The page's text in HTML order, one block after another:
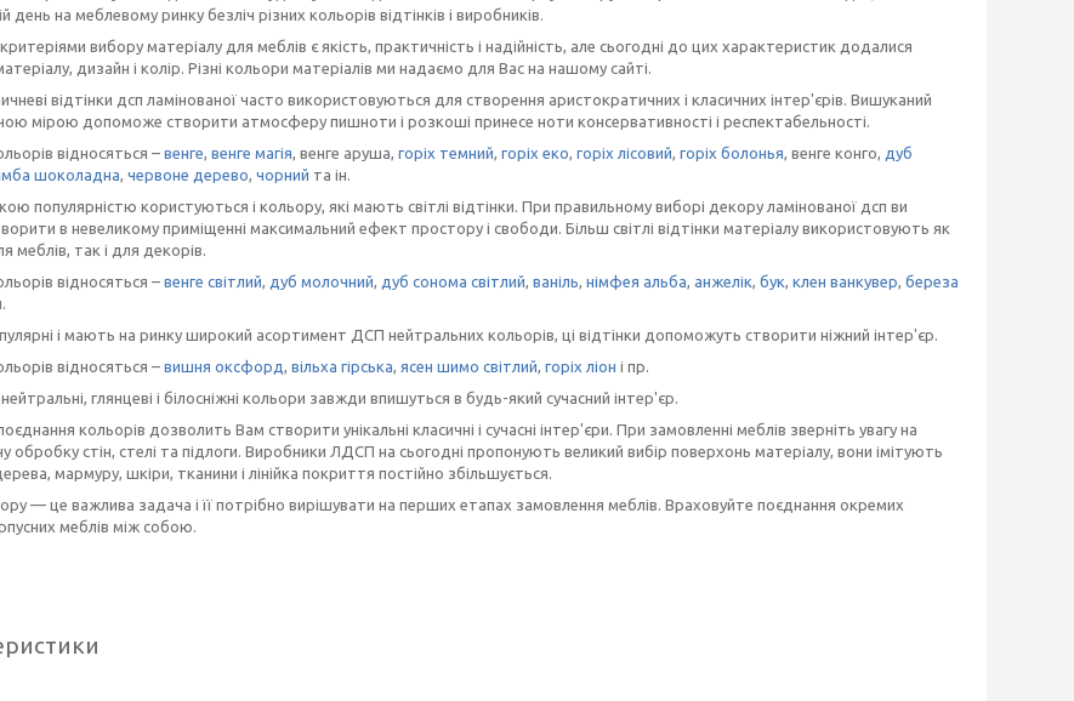
день на меблевому ринку безліч різних кольорів відтінків і виробників.
вибору матеріалу для меблів є якість, практичність і надійність, але сьогодні до цих характеристик додалися
дизайн і колір. Різні кольори матеріалів ми надаємо для Вас на нашому сайті.
відтінки дсп ламінованої часто використовуються для створення аристократичних і класичних інтер'єрів. Вишуканий
мірою допоможе створити атмосферу пишноти і розкоші принесе ноти консервативності і респектабельності.
відносяться – венге, венге магія, венге аруша, горіх темний, горіх еко, горіх лісовий, горіх болонья, венге конго, дуб
шоколадна, червоне дерево, чорний та ін.
популярністю користуються і кольору, які мають світлі відтінки. При правильному виборі декору ламінованої дсп ви
в невеликому приміщенні максимальний ефект простору і свободи. Більш світлі відтінки матеріалу використовують як
меблів, так і для декорів.
відносяться – венге світлий, дуб молочний, дуб сонома світлий, ваніль, німфея альба, анжелік, бук, клен ванкувер, береза
і мають на ринку широкий асортимент ДСП нейтральних кольорів, ці відтінки допоможуть створити ніжний інтер'єр.
відносяться – вишня оксфорд, вільха гірська, ясен шимо світлий, горіх ліон і пр.
глянцеві і білосніжні кольори завжди впишуться в будь-який сучасний інтер'єр.
кольорів дозволить Вам створити унікальні класичні і сучасні інтер'єри. При замовленні меблів зверніть увагу на
обробку стін, стелі та підлоги. Виробники ЛДСП на сьогодні пропонують великий вибір поверхонь матеріалу, вони імітують
мармуру, шкіри, тканини і лінійка покриття постійно збільшується.
— це важлива задача і її потрібно вирішувати на перших етапах замовлення меблів. Враховуйте поєднання окремих
меблів між собою.